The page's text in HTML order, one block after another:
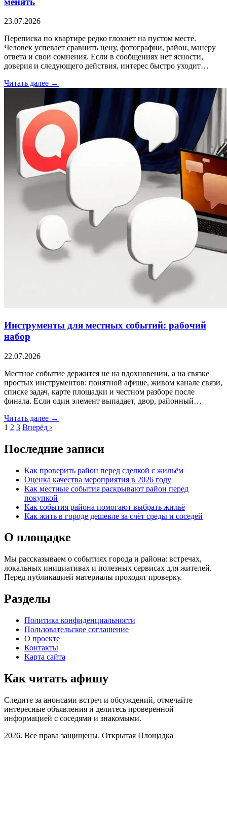
23.07.2026
Переписка по квартире редко глохнет на пустом месте.
Человек успевает сравнить цену, фотографии, район, манеру
ответа и свои сомнения. Если в сообщениях нет ясности,
доверия и следующего действия, интерес быстро уходит…
Читать далее →
Инструменты для местных событий: рабочий
набор
22.07.2026
Местное событие держится не на вдохновении, а на связке
простых инструментов: понятной афише, живом канале связи,
списке задач, карте площадки и честном разборе после
финала. Если один элемент выпадает, двор, районный…
Читать далее →
1 2 3 Вперёд ›
Последние записи
Как проверить район перед сделкой с жильём
Оценка качества мероприятия в 2026 году
Как местные события раскрывают район перед
покупкой
Как события района помогают выбрать жильё
Как жить в городе дешевле за счёт среды и соседей
О площадке
Мы рассказываем о событиях города и района: встречах,
локальных инициативах и полезных сервисах для жителей.
Перед публикацией материалы проходят проверку.
Разделы
Политика конфиденциальности
Пользовательское соглашение
О проекте
Контакты
Карта сайта
Как читать афишу
Следите за анонсами встреч и обсуждений, отмечайте
интересные объявления и делитесь проверенной
информацией с соседями и знакомыми.
2026. Все права защищены. Открытая Площадка